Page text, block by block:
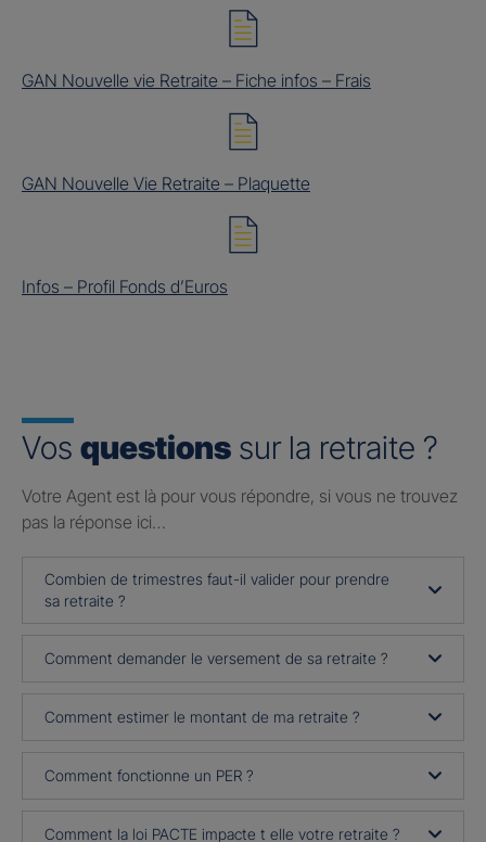
GAN Nouvelle vie Retraite – Fiche infos – Frais
GAN Nouvelle Vie Retraite – Plaquette
Infos – Profil Fonds d’Euros
Vos questions sur la retraite ?
Votre Agent est là pour vous répondre, si vous ne trouvez
pas la réponse ici…
Combien de trimestres faut-il valider pour prendre
sa retraite ?
Comment demander le versement de sa retraite ?
Comment estimer le montant de ma retraite ?
Comment fonctionne un PER ?
Comment la loi PACTE impacte t elle votre retraite ?